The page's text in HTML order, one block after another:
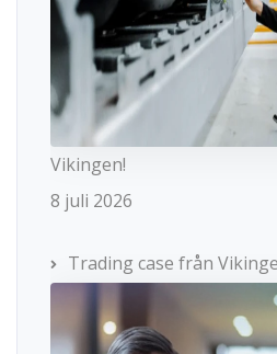
Vikingen!
8 juli 2026
Trading case från